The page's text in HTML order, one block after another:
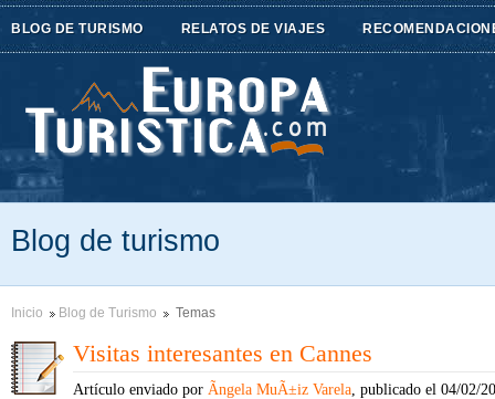
BLOG DE TURISMO RELATOS DE VIAJES
Blog de turismo
Inicio Blog de Turismo Temas
Visitas interesantes en Cannes
Artículo enviado por Ãngela MuÃ±iz Varela, publicado el 04/02/